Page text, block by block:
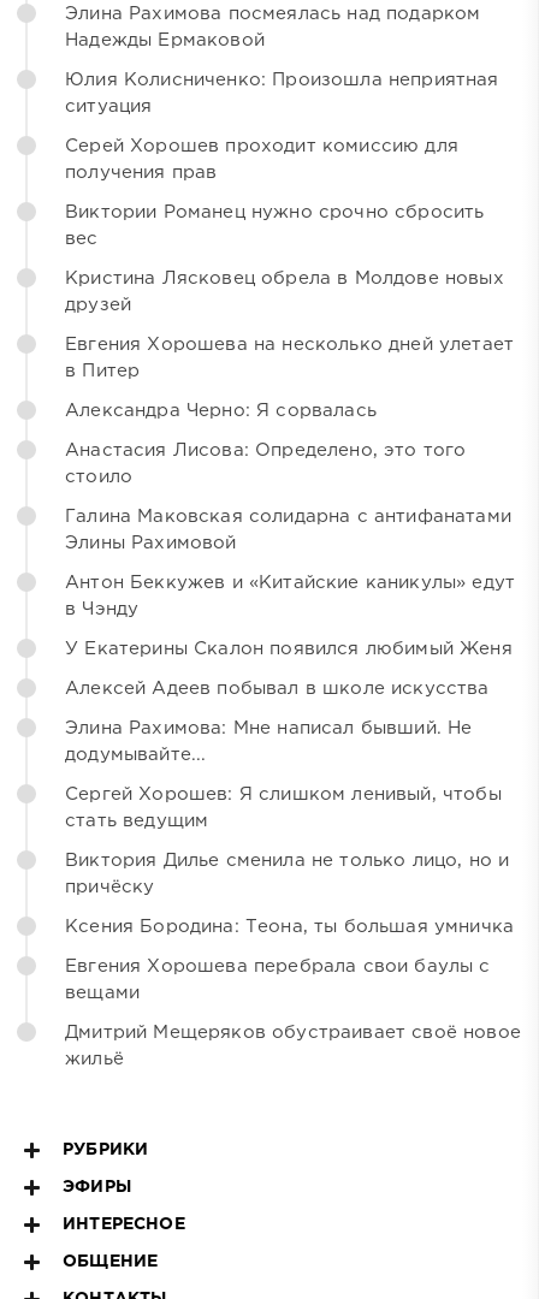
Элина Рахимова посмеялась над подарком
Надежды Ермаковой
Юлия Колисниченко: Произошла неприятная
ситуация
Серей Хорошев проходит комиссию для
получения прав
Виктории Романец нужно срочно сбросить
вес
Кристина Лясковец обрела в Молдове новых
друзей
Евгения Хорошева на несколько дней улетает
в Питер
Александра Черно: Я сорвалась
Анастасия Лисова: Определено, это того
стоило
Галина Маковская солидарна с антифанатами
Элины Рахимовой
Антон Беккужев и «Китайские каникулы» едут
в Чэнду
У Екатерины Скалон появился любимый Женя
Алексей Адеев побывал в школе искусства
Элина Рахимова: Мне написал бывший. Не
додумывайте...
Сергей Хорошев: Я слишком ленивый, чтобы
стать ведущим
Виктория Дилье сменила не только лицо, но и
причёску
Ксения Бородина: Теона, ты большая умничка
Евгения Хорошева перебрала свои баулы с
вещами
Дмитрий Мещеряков обустраивает своё новое
жильё
РУБРИКИ
ЭФИРЫ
ИНТЕРЕСНОЕ
ОБЩЕНИЕ